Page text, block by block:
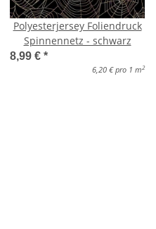
Polyesterjersey Foliendruck
Spinnennetz - schwarz
8,99 € *
6,20 € pro 1 m 2